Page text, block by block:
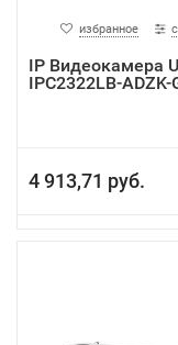
избранное
IP Видеокамера
IPC2322LB-ADZK-
4 913,71 руб.